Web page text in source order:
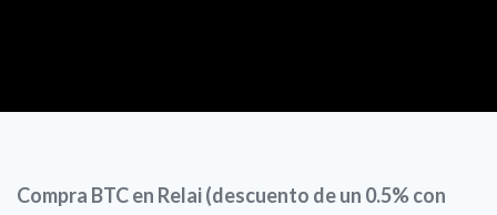
Compra BTC en Relai (descuento de un 0.5% con